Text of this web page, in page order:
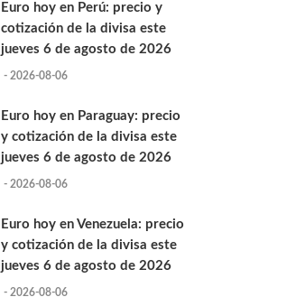
Euro hoy en Perú: precio y
cotización de la divisa este
jueves 6 de agosto de 2026
- 2026-08-06
Euro hoy en Paraguay: precio
y cotización de la divisa este
jueves 6 de agosto de 2026
- 2026-08-06
Euro hoy en Venezuela: precio
y cotización de la divisa este
jueves 6 de agosto de 2026
- 2026-08-06